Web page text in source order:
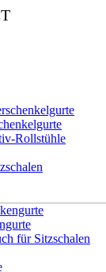
Rollstühle
für Sitzschalen